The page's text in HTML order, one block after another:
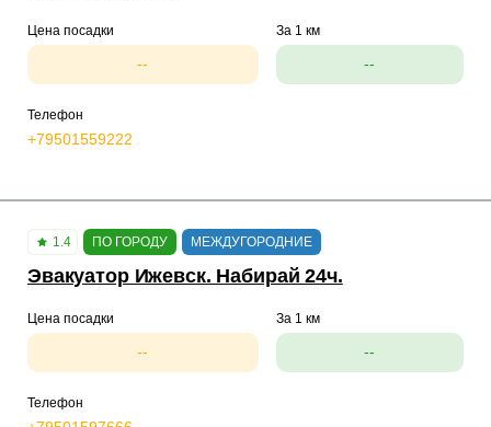
Цена посадки
--
За 1 км
--
Телефон
+79501559222
1.4 ПО ГОРОДУ МЕЖДУГОРОДНИЕ
Эвакуатор Ижевск. Набирай 24ч.
Цена посадки
--
За 1 км
--
Телефон